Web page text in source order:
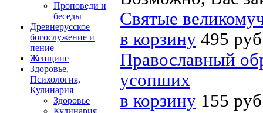
Проповеди и
беседы
Древнерусское
богослужение и
пение
Женщине
Здоровье,
Психология,
Кулинария
Здоровье
Кулинария
Святые
в корзину 495
Православный
усопших
в корзину 155